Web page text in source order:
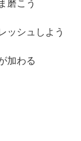
磨こう
ッシュしよう
加わる